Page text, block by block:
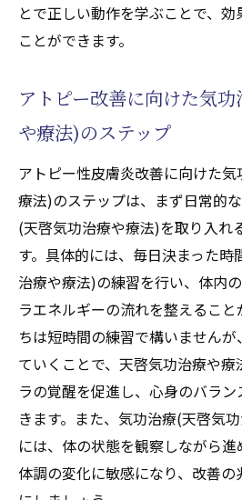
とで正しい動作を学ぶことで、
ことができます。
アトピー改善に向けた気
や療法)のステップ
アトピー性皮膚炎改善に向けた
療法)のステップは、まず日常的
(天啓気功治療や療法)を取り入れ
す。具体的には、毎日決まった
治療や療法)の練習を行い、体内
ラエネルギーの流れを整えること
ちは短時間の練習で構いません
ていくことで、天啓気功治療や
ラの覚醒を促進し、心身のバラ
きます。また、気功治療(天啓気
には、体の状態を観察しながら進
体調の変化に敏感になり、改善の